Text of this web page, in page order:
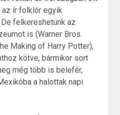
az ír folklór egyik
felkereshetünk az
is (Warner Bros.
Making of Harry Potter),
kötve, bármikor sort
még több is belefér,
a halottak napi